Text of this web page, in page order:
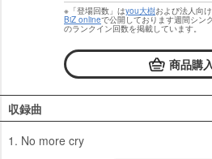
※「登場回数」はyou大樹および法人向
BiZ onlineで公開しております週間シン
のランクイン回数を掲載しています。
商品購入
収録曲
1. No more cry